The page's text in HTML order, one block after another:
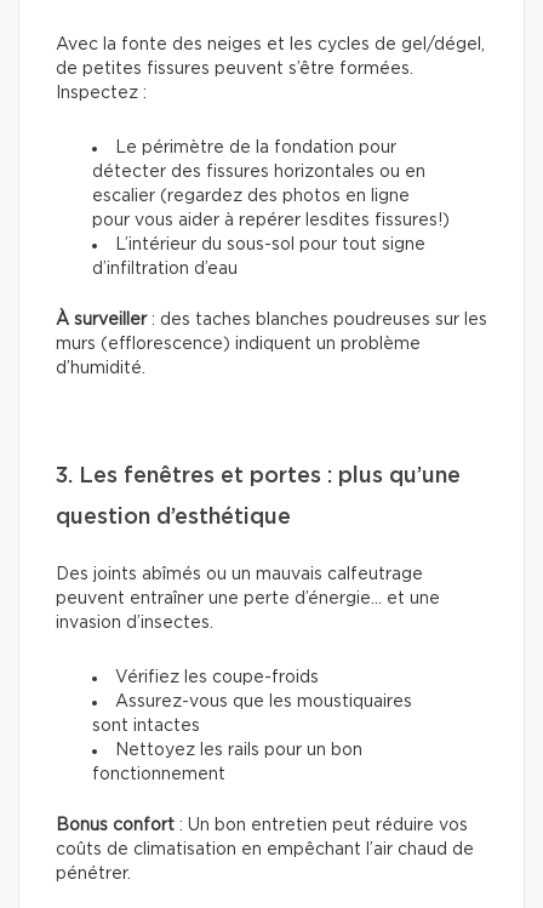
Avec la fonte des neiges et les cycles de gel/dégel,
de petites fissures peuvent s’être formées.
Inspectez :
Le périmètre de la fondation pour
détecter des fissures horizontales ou en
escalier (regardez des photos en ligne
pour vous aider à repérer lesdites fissures!)
L’intérieur du sous-sol pour tout signe
d’infiltration d’eau
À surveiller: des taches blanches poudreuses sur les
murs (efflorescence) indiquent un problème
d’humidité.
3. Les fenêtres et portes : plus qu’une
question d’esthétique
Des joints abîmés ou un mauvais calfeutrage
peuvent entraîner une perte d’énergie... et une
invasion d’insectes.
Vérifiez les coupe-froids
Assurez-vous que les moustiquaires
sont intactes
Nettoyez les rails pour un bon
fonctionnement
Bonus confort : Un bon entretien peut réduire vos
coûts de climatisation en empêchant l’air chaud de
pénétrer.